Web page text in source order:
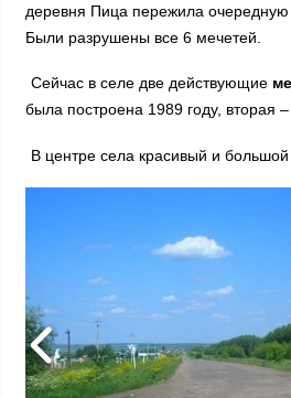
деревня Пица пережила очередную
Были разрушены все 6 мечетей.
Сейчас в селе две действующие
была построена 1989 году, вторая –
В центре села красивый и большой